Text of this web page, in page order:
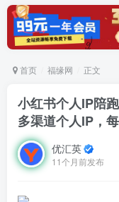
首页 福缘网 正文
小红书个人IP陪
多渠道个人IP，
优汇英
11个月前发布